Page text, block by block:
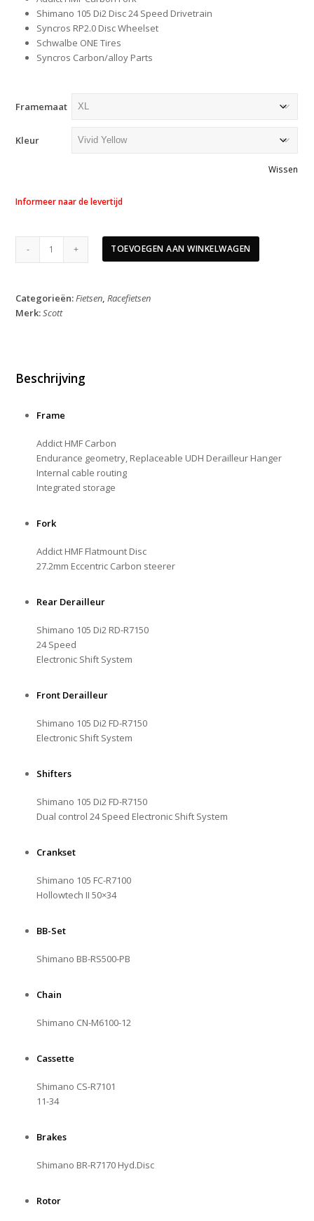
Shimano 105 Di2 Disc 24 Speed Drivetrain
Syncros RP2.0 Disc Wheelset
Schwalbe ONE Tires
Syncros Carbon/alloy Parts
Framemaat
Kleur
Wissen
Informeer naar de levertijd
Scott
aantal
TOEVOEGEN AAN WINKELWAGEN
Categorieën:Fietsen,Racefietsen
Merk:Scott
Beschrijving
Frame
Addict HMF Carbon
Endurance geometry, Replaceable UDH Derailleur Hanger
Internal cable routing
Integrated storage
Fork
Addict HMF Flatmount Disc
27.2mm Eccentric Carbon steerer
Rear Derailleur
Shimano 105 Di2 RD-R7150
24 Speed
Electronic Shift System
Front Derailleur
Shimano 105 Di2 FD-R7150
Electronic Shift System
Shifters
Shimano 105 Di2 FD-R7150
Dual control 24 Speed Electronic Shift System
Crankset
Shimano 105 FC-R7100
Hollowtech II 50×34
BB-Set
Shimano BB-RS500-PB
Chain
Shimano CN-M6100-12
Cassette
Shimano CS-R7101
11-34
Brakes
Shimano BR-R7170 Hyd.Disc
Rotor